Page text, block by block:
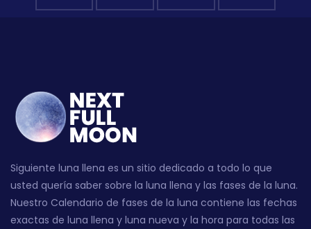
Siguiente luna llena es un sitio dedicado a todo lo que
usted quería saber sobre la luna llena y las fases de la luna.
Nuestro Calendario de fases de la luna contiene las fechas
exactas de luna llena y luna nueva y la hora para todas las